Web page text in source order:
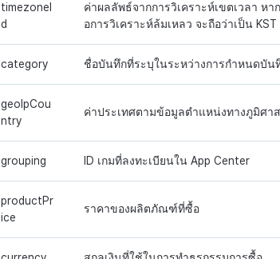
timezoneI
d
ค่าผลลัพธ์จากการวิเคราะห์เขตเวลา ห
อการวิเคราะห์ล้มเหลว จะถือว่าเป็น
category ชื่อบันทึกที่ระบุในระหว่างการกำหนดบัน
geoIpCou
ntry
ค่าประเทศตามข้อมูลตำแหน่งทางภูมิศา
grouping ID เกมที่ลงทะเบียนใน App Center
productPr
ice
ราคาของผลิตภัณฑ์ที่ซื้อ